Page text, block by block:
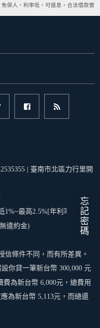
保人，利率低，可退息，合法借款
| 臺南市北區力行里開
1%~最高2.5%[年利率最低
違約金)
信條件不同，而有所差異。
你貸一筆新台幣 300,000 元
為新台幣 6,000元，總費用
為新台幣 5,113元，而總還
忘記密碼